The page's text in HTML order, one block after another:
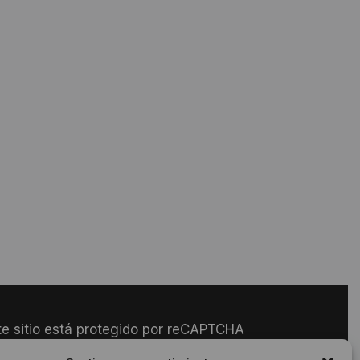
sitio está protegido por reCAPTCHA